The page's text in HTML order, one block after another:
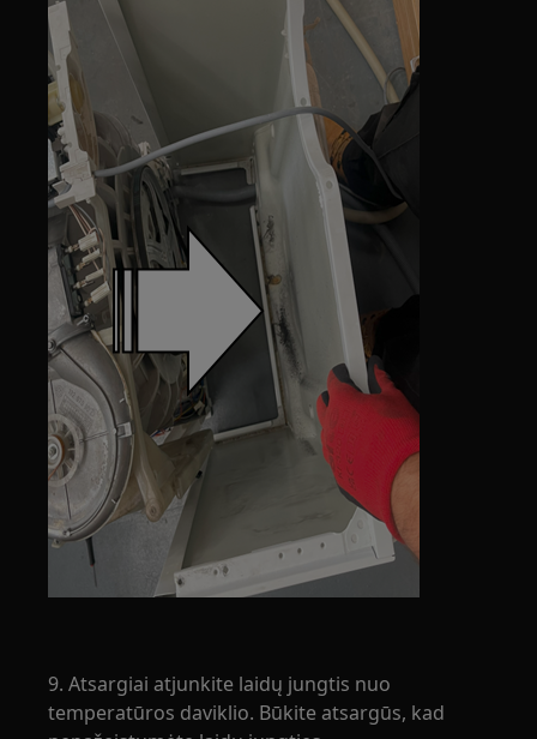
9. Atsargiai atjunkite laidų jungtis nuo
temperatūros daviklio. Būkite atsargūs, kad